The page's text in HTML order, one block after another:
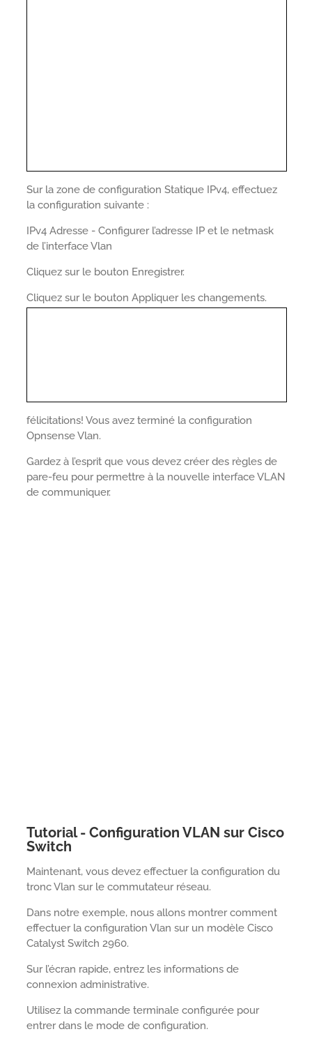
Sur la zone de configuration Statique IPv4, effectuez
la configuration suivante :
IPv4 Adresse - Configurer l’adresse IP et le netmask
de l’interface Vlan
Cliquez sur le bouton Enregistrer.
Cliquez sur le bouton Appliquer les changements.
félicitations! Vous avez terminé la configuration
Opnsense Vlan.
Gardez à l’esprit que vous devez créer des règles de
pare-feu pour permettre à la nouvelle interface VLAN
de communiquer.
Tutorial - Configuration VLAN sur Cisco
Switch
Maintenant, vous devez effectuer la configuration du
tronc Vlan sur le commutateur réseau.
Dans notre exemple, nous allons montrer comment
effectuer la configuration Vlan sur un modèle Cisco
Catalyst Switch 2960.
Sur l’écran rapide, entrez les informations de
connexion administrative.
Utilisez la commande terminale configurée pour
entrer dans le mode de configuration.